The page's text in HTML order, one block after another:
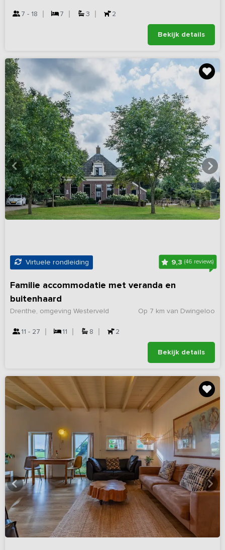
7 - 18 7 3 2
Bekijk details
Virtuele rondleiding 9,3 (46 reviews)
Familie accommodatie met veranda en
buitenhaard
Op 7 km van Dwingeloo
Drenthe, omgeving Westerveld
11 - 27 11 8 2
Bekijk details